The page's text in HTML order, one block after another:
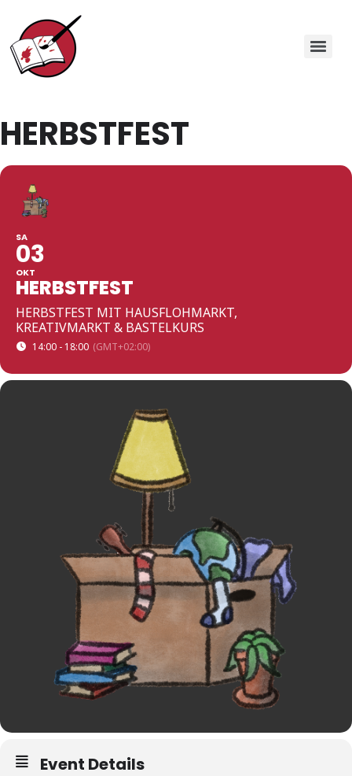
HERBSTFEST
SA
03
OKT
HERBSTFEST
HERBSTFEST MIT HAUSFLOHMARKT,
KREATIVMARKT & BASTELKURS
14:00 - 18:00 (GMT+02:00)
Event Details